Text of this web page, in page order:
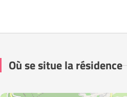
Où se situe la résidence